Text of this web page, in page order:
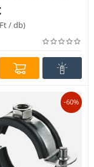
Ft/ db)
-60%